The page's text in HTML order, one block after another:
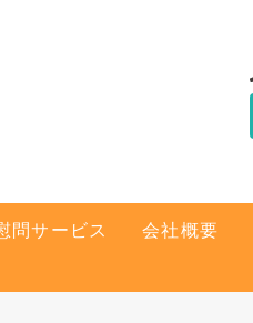
問サービス 会社概要